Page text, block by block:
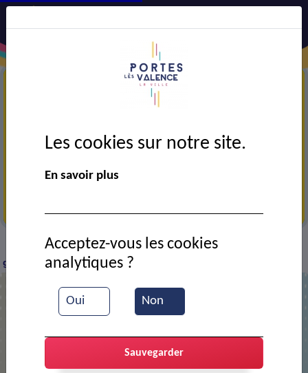
> Actualités > Ici on trie… et on allège la poubelle
grise !
Ici on trie… et on allège la poubelle
grise !
Les cookies sur notre site.
En savoir plus
Oui Non
Acceptez-vous les cookies
analytiques ?
Sauvegarder